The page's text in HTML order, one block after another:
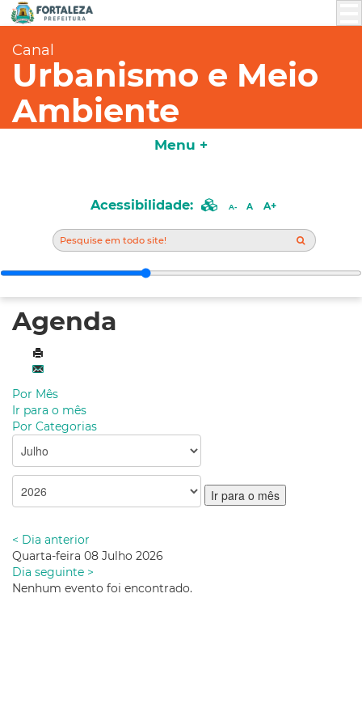
Canal
Urbanismo e Meio
Ambiente
Acessibilidade: A
Agenda
Por Mês
Ir para o mês
Por Categorias
Ir para o mês
< Dia anterior
Quarta-feira 08 Julho 2026
Dia seguinte >
Nenhum evento foi encontrado.